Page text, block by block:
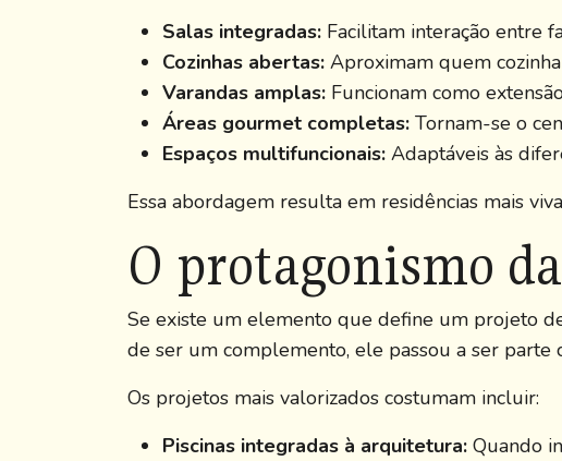
Salas integradas: Facilitam interação entre
Cozinhas abertas: Aproximam quem
Varandas amplas: Funcionam como
Áreas gourmet completas: Tornam-se o
Espaços multifuncionais: Adaptáveis às
Essa abordagem resulta em residências mais
O protagonismo
Se existe um elemento que define um projeto
de ser um complemento, ele passou a ser parte
Os projetos mais valorizados costumam incluir:
Piscinas integradas à arquitetura: Quando